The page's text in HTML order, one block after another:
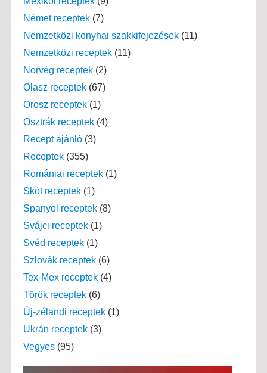
Német receptek(7)
Nemzetközi konyhai szakkifejezések(11)
Nemzetközi receptek(11)
Norvég receptek(2)
Olasz receptek(67)
Orosz receptek(1)
Osztrák receptek(4)
Recept ajánló(3)
Receptek(355)
Romániai receptek(1)
Skót receptek(1)
Spanyol receptek(8)
Svájci receptek(1)
Svéd receptek(1)
Szlovák receptek(6)
Tex-Mex receptek(4)
Török receptek(6)
Új-zélandi receptek(1)
Ukrán receptek(3)
Vegyes(95)